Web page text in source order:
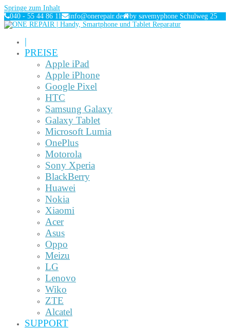
Springe zum Inhalt
040 - 55 44 86 11
info@onerepair.de by savemyphone Schulweg 25
|
PREISE
Apple iPad
Apple iPhone
Google Pixel
HTC
Samsung Galaxy
Galaxy Tablet
Microsoft Lumia
OnePlus
Motorola
Sony Xperia
BlackBerry
Huawei
Nokia
Xiaomi
Acer
Asus
Oppo
Meizu
LG
Lenovo
Wiko
ZTE
Alcatel
SUPPORT